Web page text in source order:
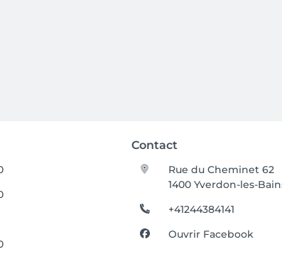
Contact
Rue du Cheminet 62
1400 Yverdon-les-
+41244384141
Ouvrir Facebook